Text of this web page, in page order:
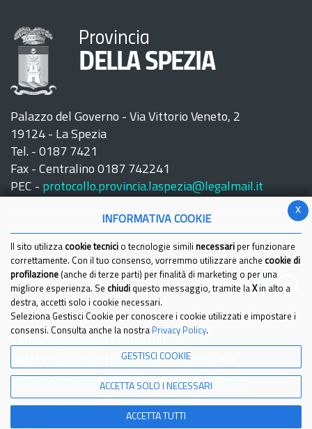
Provincia
DELLA SPEZIA
Palazzo del Governo - Via Vittorio Veneto, 2
19124 - La Spezia
Tel. - 0187 7421
Fax - Centralino 0187 742241
PEC - protocollo.provincia.laspezia@legalmail.it
Seguici su:
IBAN e pagamenti informatici
Partita Iva
Dichiarazione di Accessibilita'
Cookies Policy
Privacy Policy
© 2021 Provincia della Spezia - Tutti i diritti riservati
x
INFORMATIVA COOKIE
Il sito utilizza cookie tecnici o tecnologie simili necessari per funzionare
correttamente. Con il tuo consenso, vorremmo utilizzare anche cookie di
profilazione (anche di terze parti) per finalità di marketing o per una
migliore esperienza. Se chiudi questo messaggio, tramite la Xin alto a
destra, accetti solo i cookie necessari.
Seleziona Gestisci Cookie per conoscere i cookie utilizzati e impostare i
consensi. Consulta anche la nostra Privacy Policy.
GESTISCI COOKIE
ACCETTA SOLO I NECESSARI
ACCETTA TUTTI